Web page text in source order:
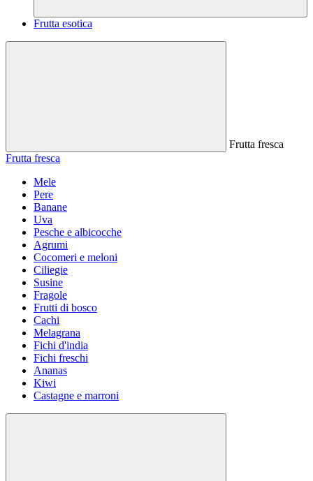
Frutta esotica
Frutta fresca
Frutta fresca
Mele
Pere
Banane
Uva
Pesche e albicocche
Agrumi
Cocomeri e meloni
Ciliegie
Susine
Fragole
Frutti di bosco
Cachi
Melagrana
Fichi d'india
Fichi freschi
Ananas
Kiwi
Castagne e marroni